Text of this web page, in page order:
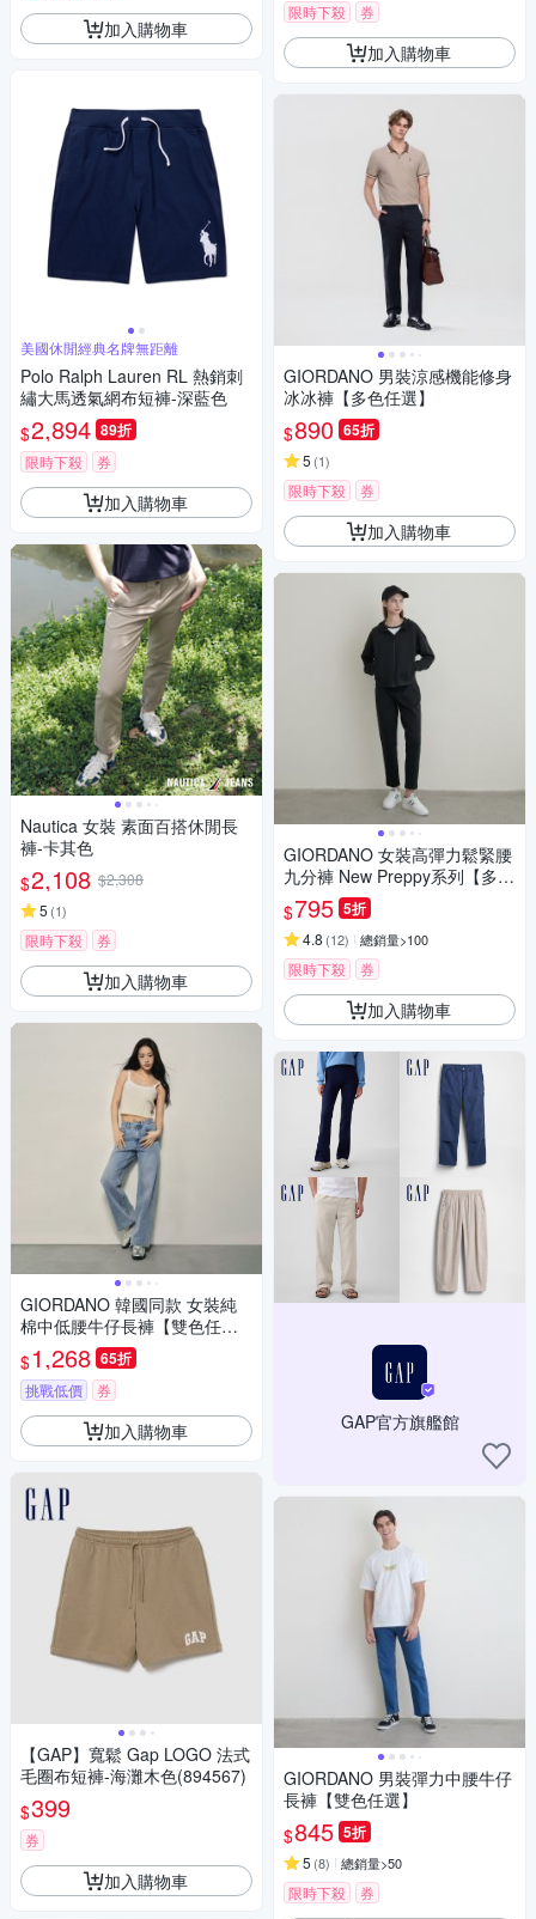
加入購物車
美國休閒經典名牌無距離
Polo Ralph Lauren RL 熱銷刺
繡大馬透氣網布短褲-深藍色
$2,894 89折
限時下殺 券
加入購物車
Nautica 女裝 素面百搭休閒長
褲-卡其色
$2,108 $2,308
5 (1)
限時下殺 券
加入購物車
GIORDANO 韓國同款 女裝純
棉中低腰牛仔長褲【雙色任
選】
$1,268 65折
挑戰低價 券
加入購物車
【GAP】寬鬆 Gap LOGO 法式
毛圈布短褲-海灘木色(894567)
$399
券
加入購物車
限時下殺
券
加入購物車
GIORDANO 男裝涼感機能修身
冰冰褲【多色任選】
$890 65折
5 (1)
限時下殺 券
加入購物車
GIORDANO 女裝高彈力鬆緊腰
九分褲 New Preppy系列【多色
任選】
$795 5折
4.8 (12) 總銷量>100
限時下殺 券
加入購物車
GAP官方旗艦館
GIORDANO 男裝彈力中腰牛仔
長褲【雙色任選】
$845 5折
5 (8) 總銷量>50
限時下殺 券